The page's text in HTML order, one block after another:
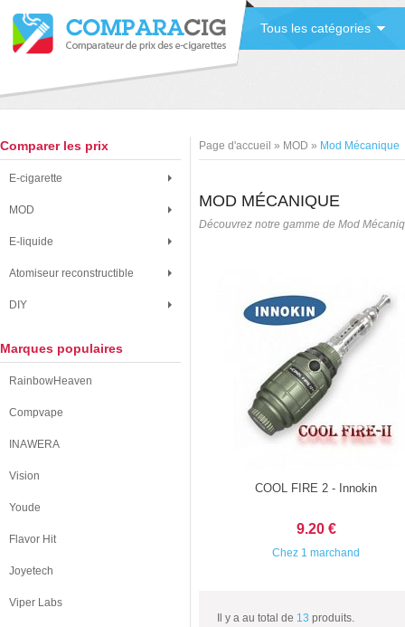
Tous les catégories
Comparer les prix
E-cigarette
MOD
E-liquide
Atomiseur reconstructible
DIY
Marques populaires
RainbowHeaven
Compvape
INAWERA
Vision
Youde
Flavor Hit
Joyetech
Viper Labs
Page d'accueil » MOD » Mod Mécanique
MOD MÉCANIQUE
Découvrez notre gamme de Mod
COOL FIRE 2 - Innokin
9.20 €
Chez 1 marchand
Il y a au total de 13 produits.